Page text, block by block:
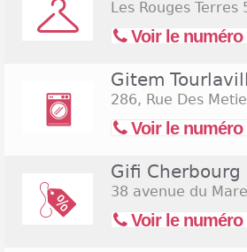
Les Rouges Terres
Voir le numéro
Gitem
286, Rue Des
Voir le numéro
Gifi Cherbourg
38 avenue du
Voir le numéro